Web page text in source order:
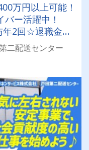
万円以上可能！
ー活躍中！
年2回☆退職金ア
右されない安
を始めよう♪
二配送センター